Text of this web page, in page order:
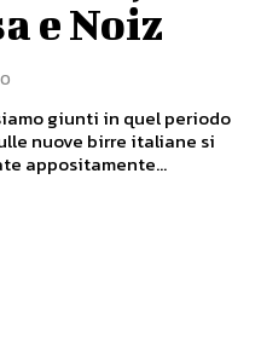
e Noiz
giunti in quel periodo
nuove birre italiane si
appositamente...